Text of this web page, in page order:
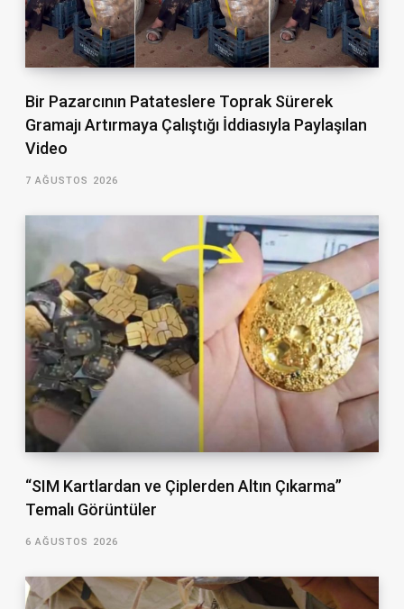
Bir Pazarcının Patateslere Toprak Sürerek
Gramajı Artırmaya Çalıştığı İddiasıyla Paylaşılan
Video
7 AĞUSTOS 2026
“SIM Kartlardan ve Çiplerden Altın Çıkarma”
Temalı Görüntüler
6 AĞUSTOS 2026